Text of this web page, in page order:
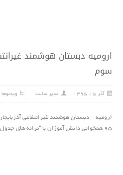
ارومیه دبستان هوشمند
سوم
آذر ۱۵, ۱۳۹۵ مدیر سایت ویدئوها
ارومیه – دبستان هوشمند غیرانتفاعى
۹۵ همخوانی دانش آموزان با “ترانه های جدول ضرب سرآموز”